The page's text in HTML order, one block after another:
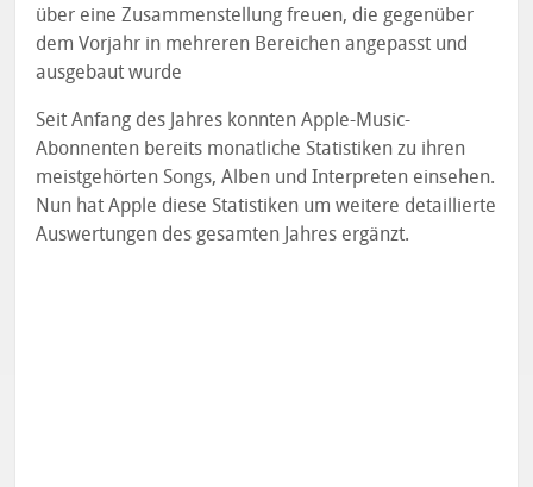
über eine Zusammenstellung freuen, die gegenüber
dem Vorjahr in mehreren Bereichen angepasst und
ausgebaut wurde
Seit Anfang des Jahres konnten Apple-Music-
Abonnenten bereits monatliche Statistiken zu ihren
meistgehörten Songs, Alben und Interpreten einsehen.
Nun hat Apple diese Statistiken um weitere detaillierte
Auswertungen des gesamten Jahres ergänzt.